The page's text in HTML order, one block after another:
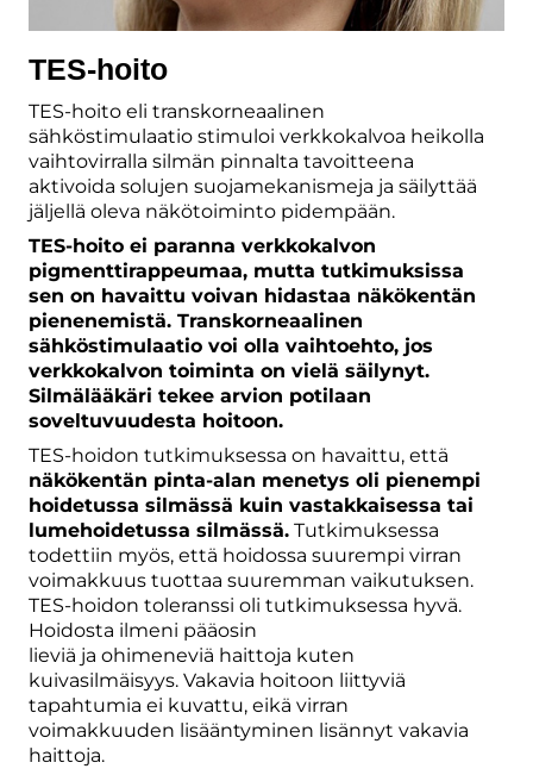
TES-hoito
TES-hoito eli transkorneaalinen
sähköstimulaatio stimuloi verkkokalvoa heikolla
vaihtovirralla silmän pinnalta tavoitteena
aktivoida solujen suojamekanismeja ja säilyttää
jäljellä oleva näkötoiminto pidempään.
TES-hoito ei paranna verkkokalvon
pigmenttirappeumaa, mutta tutkimuksissa
sen on havaittu voivan hidastaa näkökentän
pienenemistä. Transkorneaalinen
sähköstimulaatio voi olla vaihtoehto, jos
verkkokalvon toiminta on vielä säilynyt.
Silmälääkäri tekee arvion potilaan
soveltuvuudesta hoitoon.
TES-hoidon tutkimuksessa on havaittu, että
näkökentän pinta-alan menetys oli pienempi
hoidetussa silmässä kuin vastakkaisessa tai
lumehoidetussa silmässä. Tutkimuksessa
todettiin myös, että hoidossa suurempi virran
voimakkuus tuottaa suuremman vaikutuksen.
TES-hoidon toleranssi oli tutkimuksessa hyvä.
Hoidosta ilmeni pääosin
lieviä ja ohimeneviä haittoja kuten
kuivasilmäisyys. Vakavia hoitoon liittyviä
tapahtumia ei kuvattu, eikä virran
voimakkuuden lisääntyminen lisännyt vakavia
haittoja.